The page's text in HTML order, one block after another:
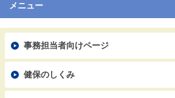
メニュー
事務担当者向けページ
健保のしくみ